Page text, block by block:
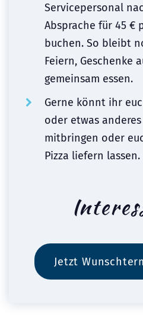
Servicepersonal
Absprache für 45 €
buchen. So bleibt
Feiern, Geschenke
gemeinsam essen.
Gerne könnt ihr
oder etwas anderes
mitbringen oder
Pizza liefern lassen.
Jetzt